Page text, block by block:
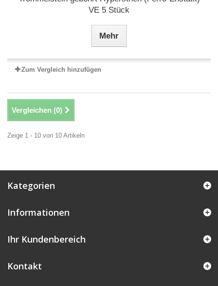
VE 5 Stück
Mehr
Zum Vergleich hinzufügen
Vergleichen (0)
Zeige 1 - 10 von 10 Artikeln
Kategorien
Informationen
Ihr Kundenbereich
Kontakt